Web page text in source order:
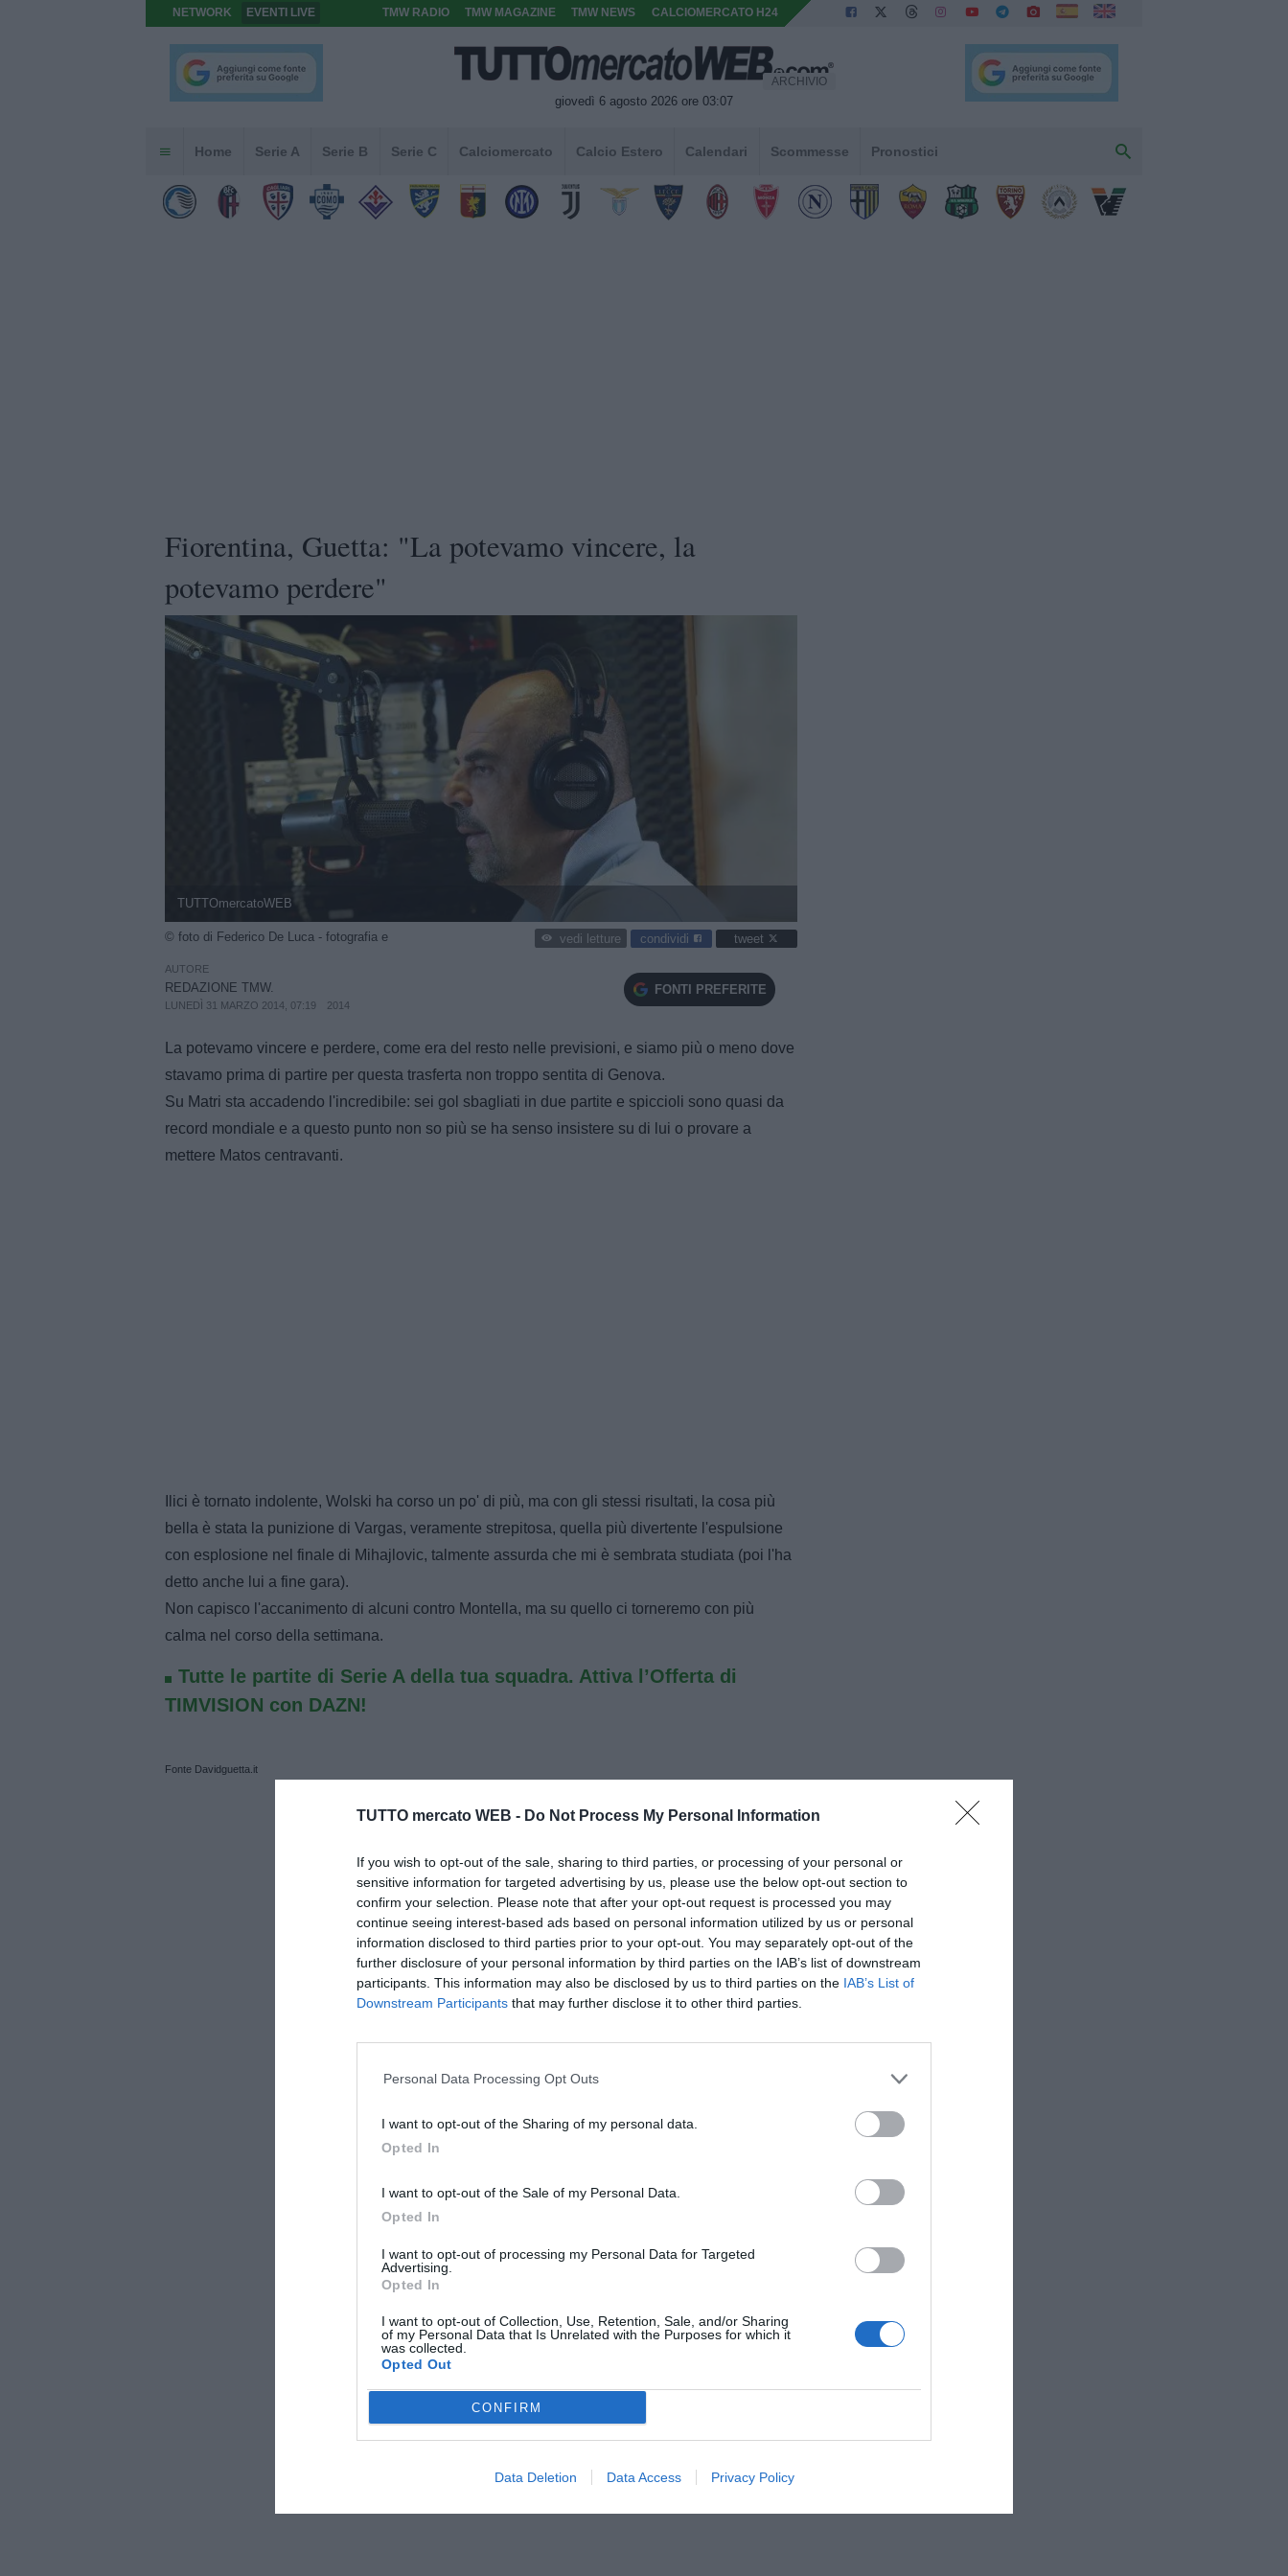
TUTTO mercato WEB - Do Not Process My Personal Information
If you wish to opt-out of the sale, sharing to third parties, or processing of your personal or
sensitive information for targeted advertising by us, please use the below opt-out section to
confirm your selection. Please note that after your opt-out request is processed you may
continue seeing interest-based ads based on personal information utilized by us or personal
information disclosed to third parties prior to your opt-out. You may separately opt-out of the
further disclosure of your personal information by third parties on the IAB’s list of downstream
participants. This information may also be disclosed by us to third parties on the IAB’s List of
Downstream Participants that may further disclose it to other third parties.
Personal Data Processing Opt Outs
I want to opt-out of the Sharing of my personal data.
Opted In
I want to opt-out of the Sale of my Personal Data.
Opted In
I want to opt-out of processing my Personal Data for Targeted
Advertising.
Opted In
I want to opt-out of Collection, Use, Retention, Sale, and/or Sharing
of my Personal Data that Is Unrelated with the Purposes for which it
was collected.
Opted Out
CONFIRM
Data Deletion Data Access Privacy Policy
NETWORK EVENTI LIVE TMW RADIO TMW MAGAZINE TMW NEWS CALCIOMERCATO H24
giovedì 6 agosto 2026 ore 03:07
ARCHIVIO
Home Serie A Serie B Serie C Calciomercato Calcio Estero Calendari Scommesse Pronostici
Fiorentina, Guetta: "La potevamo vincere, la
potevamo perdere"
TUTTOmercatoWEB
© foto di Federico De Luca - fotografia e vedi letture condividi tweet
AUTORE
REDAZIONE TMW.
LUNEDÌ 31 MARZO 2014, 07:19 2014
FONTI PREFERITE
La potevamo vincere e perdere, come era del resto nelle previsioni, e siamo più o meno dove
stavamo prima di partire per questa trasferta non troppo sentita di Genova.
Su Matri sta accadendo l'incredibile: sei gol sbagliati in due partite e spiccioli sono quasi da
record mondiale e a questo punto non so più se ha senso insistere su di lui o provare a
mettere Matos centravanti.
Ilici è tornato indolente, Wolski ha corso un po' di più, ma con gli stessi risultati, la cosa più
bella è stata la punizione di Vargas, veramente strepitosa, quella più divertente l'espulsione
con esplosione nel finale di Mihajlovic, talmente assurda che mi è sembrata studiata (poi l'ha
detto anche lui a fine gara).
Non capisco l'accanimento di alcuni contro Montella, ma su quello ci torneremo con più
calma nel corso della settimana.
Tutte le partite di Serie A della tua squadra. Attiva l’Offerta di
TIMVISION con DAZN!
Fonte Davidguetta.it